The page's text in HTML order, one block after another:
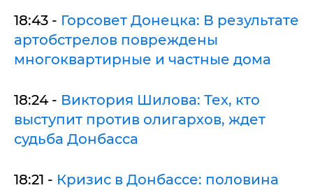
18:43 - Горсовет Донецка: В результате
артобстрелов повреждены
многоквартирные и частные дома
18:24 - Виктория Шилова: Тех, кто
выступит против олигархов, ждет
судьба Донбасса
18:21 - Кризис в Донбассе: половина